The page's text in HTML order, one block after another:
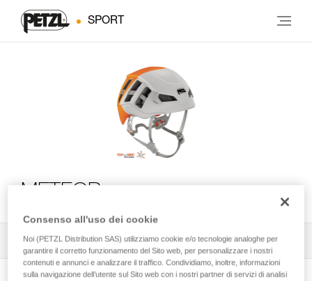
SPORT
Tutti i consigli tecnici 1 Filtro
Consenso all'uso dei cookie
Noi (PETZL Distribution SAS) utilizziamo cookie e/o tecnologie analoghe per
garantire il corretto funzionamento del Sito web, per personalizzare i nostri
contenuti e annunci e analizzare il traffico. Condividiamo, inoltre, informazioni
sulla navigazione dell’utente sul Sito web con i nostri partner di servizi di analisi